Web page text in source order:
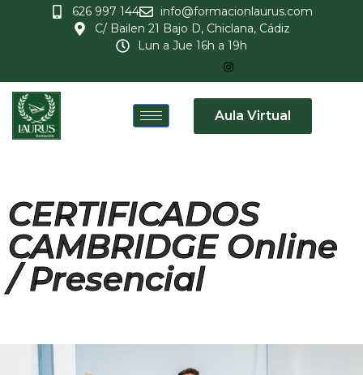
626 997 144
info@formacionlaurus.com
C/ Bailen 21 Bajo D, Chiclana, Cádiz
Lun a Jue 16h a 19h
Aula Virtual
CERTIFICADOS
CAMBRIDGE Online
/ Presencial